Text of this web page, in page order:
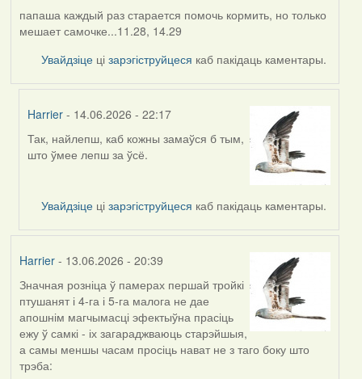
папаша каждый раз старается помочь кормить, но только
мешает самочке...11.28, 14.29
Увайдзіце цізарэгіструйцеся каб пакідаць каментары.
Harrier - 14.06.2026 - 22:17
In
reply
Alla
V
Так, найлепш, каб кожны замаўся б тым,
што ўмее лепш за ўсё.
Увайдзіце цізарэгіструйцеся каб пакідаць каментары.
Harrier- 13.06.2026 - 20:39
Значная розніца ў памерах першай тройкі
птушанят і 4-га і 5-га малога не дае
апошнім магчымасці эфектыўна прасіць
ежу ў самкі - іх загараджваюць старэйшыя,
а самы меншы часам просіць нават не з таго боку што
трэба: